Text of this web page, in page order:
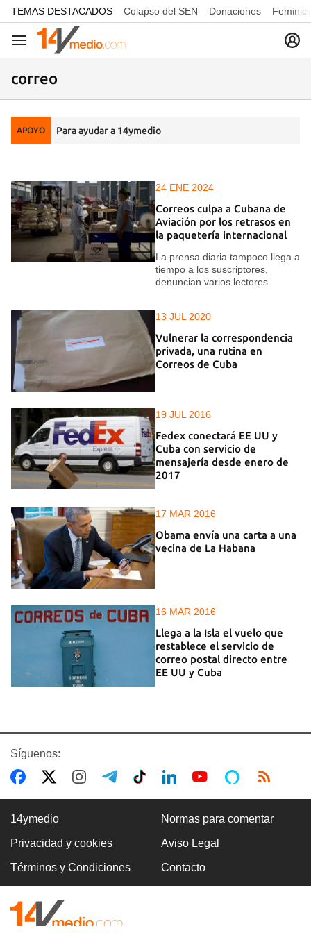
common.go-to-content
TEMAS DESTACADOS Colapso del SEN Donaciones
Navegación
correo
APOYO Para ayudar a 14ymedio
24 ENE 2024
Correos culpa a Cubana de
Aviación por los retrasos en
la paquetería internacional
La prensa diaria tampoco llega a
tiempo a los suscriptores,
denuncian varios lectores
13 JUL 2020
Vulnerar la correspondencia
privada, una rutina en
Correos de Cuba
19 JUL 2016
Fedex conectará EE UU y
Cuba con servicio de
mensajería desde enero de
2017
17 MAR 2016
Obama envía una carta a una
vecina de La Habana
16 MAR 2016
Llega a la Isla el vuelo que
restablece el servicio de
correo postal directo entre
EE UU y Cuba
Síguenos:
14ymedio Normas para comentar
Privacidad y cookies Aviso Legal
Términos y Condiciones Contacto